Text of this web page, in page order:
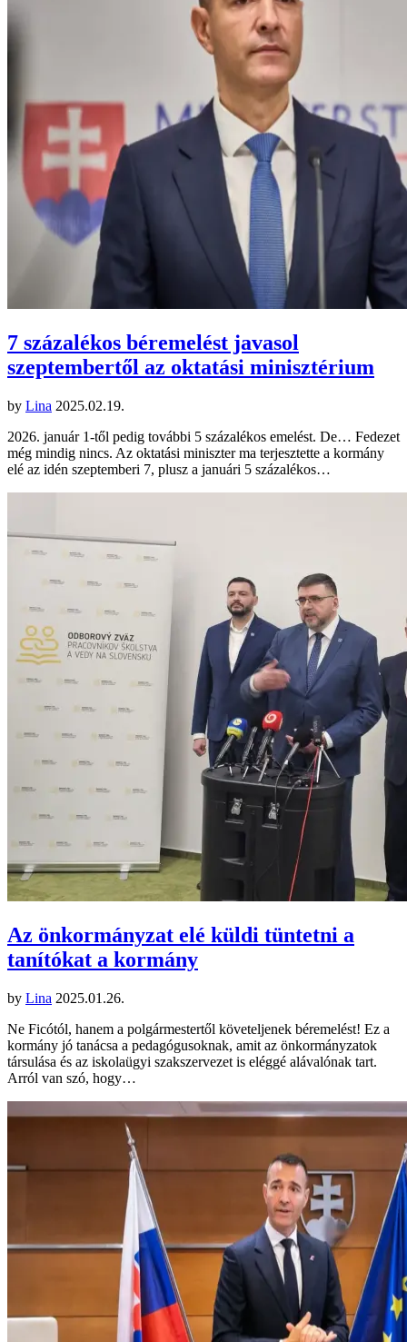
7 százalékos béremelést javasol
szeptembertől az oktatási minisztérium
by Lina 2025.02.19.
2026. január 1-től pedig további 5 százalékos emelést. De… Fedezet
még mindig nincs. Az oktatási miniszter ma terjesztette a kormány
elé az idén szeptemberi 7, plusz a januári 5 százalékos…
Az önkormányzat elé küldi tüntetni a
tanítókat a kormány
by Lina 2025.01.26.
Ne Ficótól, hanem a polgármestertől követeljenek béremelést! Ez a
kormány jó tanácsa a pedagógusoknak, amit az önkormányzatok
társulása és az iskolaügyi szakszervezet is eléggé alávalónak tart.
Arról van szó, hogy…